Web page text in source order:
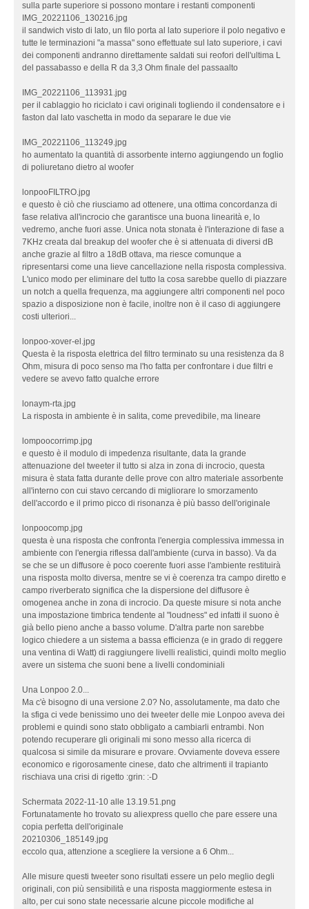
sulla parte superiore si possono montare i restanti componenti
IMG_20221106_130216.jpg
il sandwich visto di lato, un filo porta al lato superiore il polo negativo e
tutte le terminazioni "a massa" sono effettuate sul lato superiore, i cavi
dei componenti andranno direttamente saldati sui reofori dell'ultima L
del passabasso e della R da 3,3 Ohm finale del passaalto
IMG_20221106_113931.jpg
per il cablaggio ho riciclato i cavi originali togliendo il condensatore e i
faston dal lato vaschetta in modo da separare le due vie
IMG_20221106_113249.jpg
ho aumentato la quantità di assorbente interno aggiungendo un foglio
di poliuretano dietro al woofer
lonpooFILTRO.jpg
e questo è ciò che riusciamo ad ottenere, una ottima concordanza di
fase relativa all'incrocio che garantisce una buona linearità e, lo
vedremo, anche fuori asse. Unica nota stonata è l'interazione di fase a
7KHz creata dal breakup del woofer che è si attenuata di diversi dB
anche grazie al filtro a 18dB ottava, ma riesce comunque a
ripresentarsi come una lieve cancellazione nella risposta complessiva.
L'unico modo per eliminare del tutto la cosa sarebbe quello di piazzare
un notch a quella frequenza, ma aggiungere altri componenti nel poco
spazio a disposizione non è facile, inoltre non è il caso di aggiungere
costi ulteriori...
lonpoo-xover-el.jpg
Questa è la risposta elettrica del filtro terminato su una resistenza da 8
Ohm, misura di poco senso ma l'ho fatta per confrontare i due filtri e
vedere se avevo fatto qualche errore
lonaym-rta.jpg
La risposta in ambiente è in salita, come prevedibile, ma lineare
lompoocorrimp.jpg
e questo è il modulo di impedenza risultante, data la grande
attenuazione del tweeter il tutto si alza in zona di incrocio, questa
misura è stata fatta durante delle prove con altro materiale assorbente
all'interno con cui stavo cercando di migliorare lo smorzamento
dell'accordo e il primo picco di risonanza è più basso dell'originale
lonpoocomp.jpg
questa è una risposta che confronta l'energia complessiva immessa in
ambiente con l'energia riflessa dall'ambiente (curva in basso). Va da
se che se un diffusore è poco coerente fuori asse l'ambiente restituirà
una risposta molto diversa, mentre se vi è coerenza tra campo diretto e
campo riverberato significa che la dispersione del diffusore è
omogenea anche in zona di incrocio. Da queste misure si nota anche
una impostazione timbrica tendente al "loudness" ed infatti il suono è
già bello pieno anche a basso volume. D'altra parte non sarebbe
logico chiedere a un sistema a bassa efficienza (e in grado di reggere
una ventina di Watt) di raggiungere livelli realistici, quindi molto meglio
avere un sistema che suoni bene a livelli condominiali
Una Lonpoo 2.0...
Ma c'è bisogno di una versione 2.0? No, assolutamente, ma dato che
la sfiga ci vede benissimo uno dei tweeter delle mie Lonpoo aveva dei
problemi e quindi sono stato obbligato a cambiarli entrambi. Non
potendo recuperare gli originali mi sono messo alla ricerca di
qualcosa si simile da misurare e provare. Ovviamente doveva essere
economico e rigorosamente cinese, dato che altrimenti il trapianto
rischiava una crisi di rigetto :grin: :-D
Schermata 2022-11-10 alle 13.19.51.png
Fortunatamente ho trovato su aliexpress quello che pare essere una
copia perfetta dell'originale
20210306_185149.jpg
eccolo qua, attenzione a scegliere la versione a 6 Ohm...
Alle misure questi tweeter sono risultati essere un pelo meglio degli
originali, con più sensibilità e una risposta maggiormente estesa in
alto, per cui sono state necessarie alcune piccole modifiche al